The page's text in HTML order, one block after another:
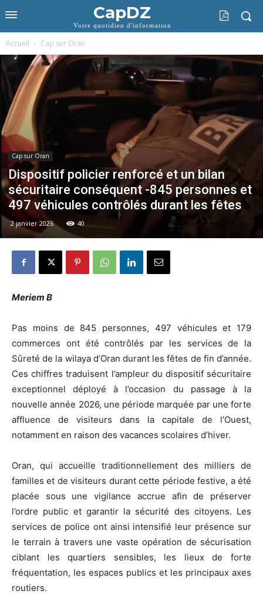
CapDZ
Votre quotidien d'information
Accueil Cap sur Oran
Cap sur Oran
Dispositif policier renforcé et un bilan
sécuritaire conséquent -845 personnes et
497 véhicules contrôlés durant les fêtes
2 janvier 2026 40
Meriem B
Pas moins de 845 personnes, 497 véhicules et 179
commerces ont été contrôlés par les services de la
Sûreté de la wilaya d’Oran durant les fêtes de fin d’année.
Ces chiffres traduisent l’ampleur du dispositif sécuritaire
exceptionnel déployé à l’occasion du passage à la
nouvelle année 2026, une période marquée par une forte
affluence de visiteurs dans la capitale de l’Ouest,
notamment en raison des vacances scolaires d’hiver.
Oran, qui accueille traditionnellement des milliers de
familles et de visiteurs durant cette période festive, a été
placée sous une vigilance accrue afin de préserver
l’ordre public et garantir la sécurité des citoyens. Les
services de police ont ainsi intensifié leur présence sur
le terrain à travers une vaste opération de sécurisation
ciblant les quartiers sensibles, les lieux de forte
fréquentation, les espaces publics et les principaux axes
routiers.